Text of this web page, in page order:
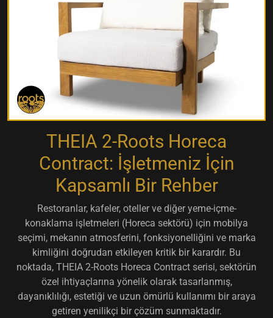
THEIA 2-Roots Horeca
Contract: İşletmeniz İçin
Kapsamlı Bir Rehber
Restoranlar, kafeler, oteller ve diğer yeme-içme-
konaklama işletmeleri (Horeca sektörü) için mobilya
seçimi, mekanın atmosferini, fonksiyonelliğini ve marka
kimliğini doğrudan etkileyen kritik bir karardır. Bu
noktada, THEIA 2-Roots Horeca Contract serisi, sektörün
özel ihtiyaçlarına yönelik olarak tasarlanmış,
dayanıklılığı, estetiği ve uzun ömürlü kullanımı bir araya
getiren yenilikçi bir çözüm sunmaktadır.